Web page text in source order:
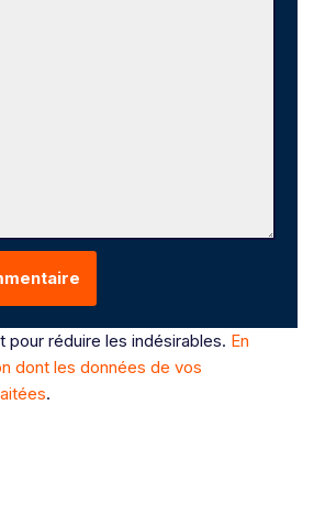
pour réduire les indésirables. En
dont les données de vos
.